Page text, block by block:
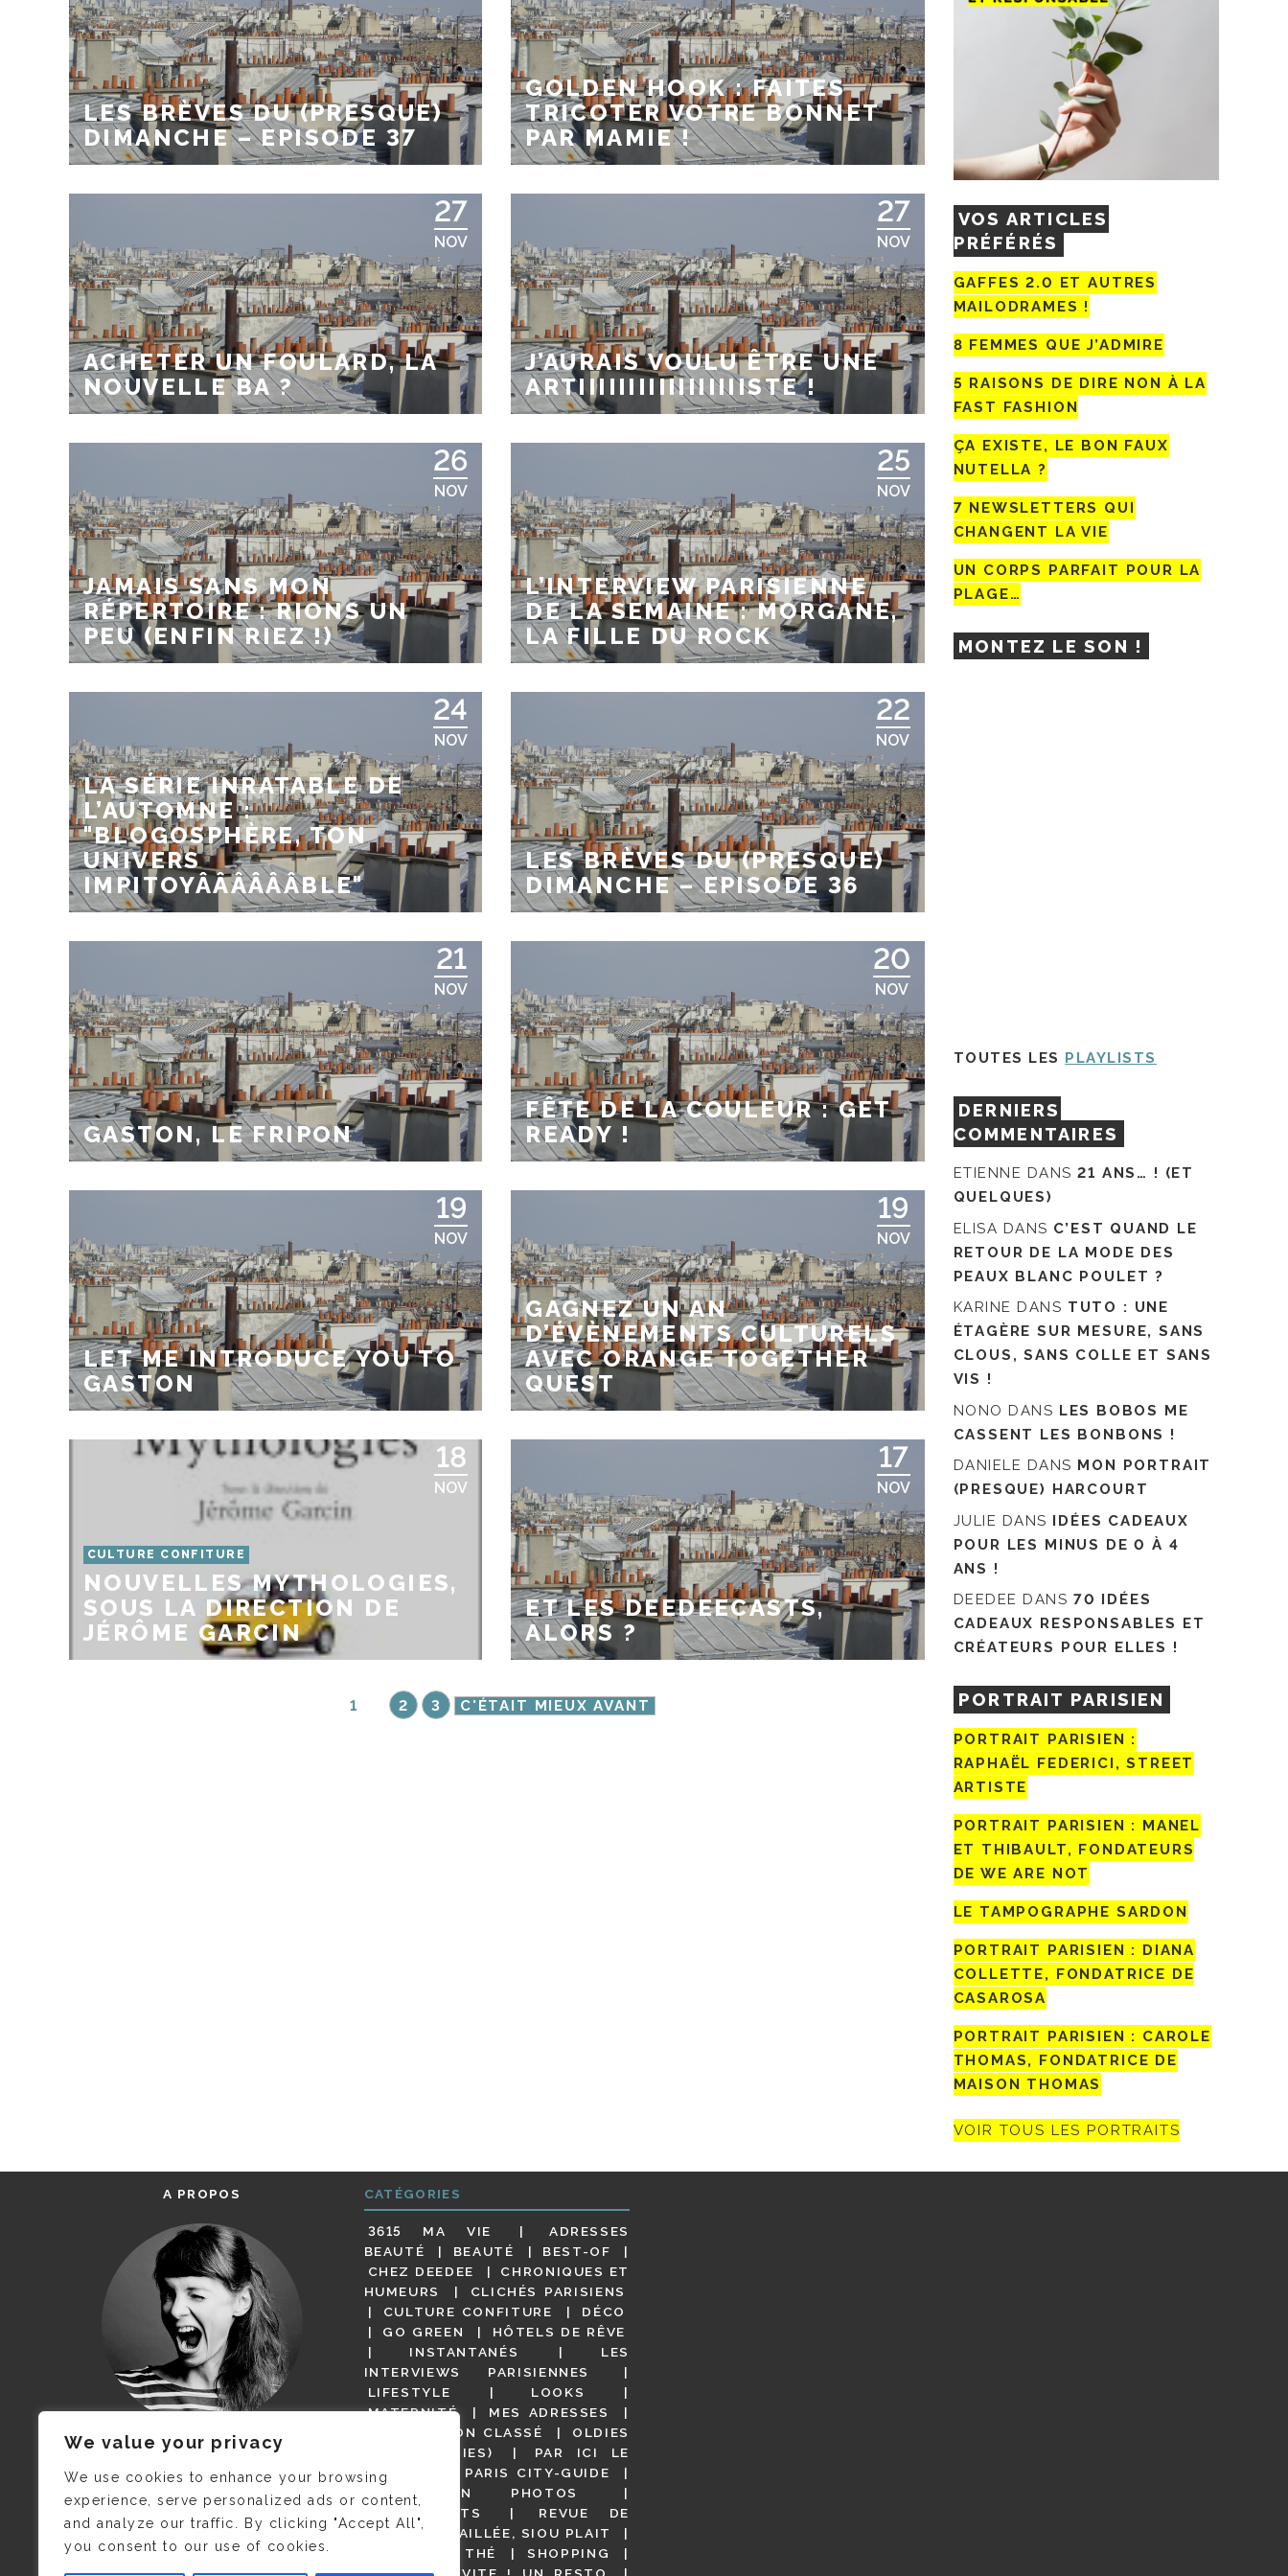
We value your privacy
We use cookies to enhance your browsing
experience, serve personalized ads or content,
and analyze our traffic. By clicking "Accept All",
you consent to our use of cookies.
LES BRÈVES DU (PRESQUE)
DIMANCHE – EPISODE 37
GOLDEN HOOK : FAITES
TRICOTER VOTRE BONNET
PAR MAMIE !
27
NOV
ACHETER UN FOULARD, LA
NOUVELLE BA ?
27
NOV
J’AURAIS VOULU ÊTRE UNE
ARTIIIIIIIIIIIIIIIIISTE !
26
NOV
JAMAIS SANS MON
RÉPERTOIRE : RIONS UN
PEU (ENFIN RIEZ !)
25
NOV
L’INTERVIEW PARISIENNE
DE LA SEMAINE : MORGANE,
LA FILLE DU ROCK
24
NOV
LA SÉRIE INRATABLE DE
L’AUTOMNE :
"BLOGOSPHÈRE, TON
UNIVERS
IMPITOYÂÂÂÂÂÂBLE"
22
NOV
LES BRÈVES DU (PRESQUE)
DIMANCHE – EPISODE 36
21
NOV
GASTON, LE FRIPON
20
NOV
FÊTE DE LA COULEUR : GET
READY !
19
NOV
LET ME INTRODUCE YOU TO
GASTON
19
NOV
GAGNEZ UN AN
D’ÉVÈNEMENTS CULTURELS
AVEC ORANGE TOGETHER
QUEST
18
NOV
CULTURE CONFITURE
NOUVELLES MYTHOLOGIES,
SOUS LA DIRECTION DE
JÉRÔME GARCIN
17
NOV
ET LES DEEDEECASTS,
ALORS ?
1 2 3 C'ÉTAIT MIEUX AVANT
VOS ARTICLES
PRÉFÉRÉS
GAFFES 2.0 ET AUTRES
MAILODRAMES !
8 FEMMES QUE J’ADMIRE
5 RAISONS DE DIRE NON À LA
FAST FASHION
ÇA EXISTE, LE BON FAUX
NUTELLA ?
7 NEWSLETTERS QUI
CHANGENT LA VIE
UN CORPS PARFAIT POUR LA
PLAGE…
MONTEZ LE SON !
TOUTES LES PLAYLISTS
DERNIERS
COMMENTAIRES
ETIENNE DANS21 ANS… ! (ET
QUELQUES)
ELISA DANS C’EST QUAND LE
RETOUR DE LA MODE DES
PEAUX BLANC POULET ?
KARINE DANS TUTO : UNE
ÉTAGÈRE SUR MESURE, SANS
CLOUS, SANS COLLE ET SANS
VIS !
NONO DANS LES BOBOS ME
CASSENT LES BONBONS !
DANIELE DANS MON PORTRAIT
(PRESQUE) HARCOURT
JULIE DANS IDÉES CADEAUX
POUR LES MINUS DE 0 À 4
ANS !
DEEDEE DANS 70 IDÉES
CADEAUX RESPONSABLES ET
CRÉATEURS POUR ELLES !
PORTRAIT PARISIEN
PORTRAIT PARISIEN :
RAPHAËL FEDERICI, STREET
ARTISTE
PORTRAIT PARISIEN : MANEL
ET THIBAULT, FONDATEURS
DE WE ARE NOT
LE TAMPOGRAPHE SARDON
PORTRAIT PARISIEN : DIANA
COLLETTE, FONDATRICE DE
CASAROSA
PORTRAIT PARISIEN : CAROLE
THOMAS, FONDATRICE DE
MAISON THOMAS
VOIR TOUS LES PORTRAITS
A PROPOS
JE M’APPELLE DELPHINE MAIS
C’EST ©CAMILLE COLLIN QUI A
PRIS CETTE PHOTO !
CATÉGORIES
3615 MA VIE
ADRESSES
BEAUTÉ
BEAUTÉ
BEST-OF
CHEZ DEEDEE
CHRONIQUES ET
HUMEURS
CLICHÉS PARISIENS
CULTURE CONFITURE
DÉCO
GO GREEN
HÔTELS DE RÊVE
INSTANTANÉS
LES
INTERVIEWS PARISIENNES
LIFESTYLE
LOOKS
MATERNITÉ
MES ADRESSES
NON CLASSÉ
OLDIES
(BUT GOODIES)
PAR ICI LE
MAGOT !
PARIS CITY-GUIDE
PARIS EN PHOTOS
RESTAURANTS
REVUE DE
PRESSE DÉTAILLÉE, SIOU PLAIT
SALONS DE THÉ
SHOPPING
VIDÉOS
VITE ! UN RESTO